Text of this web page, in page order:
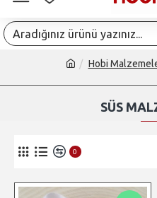
Hobi
SÜS
0